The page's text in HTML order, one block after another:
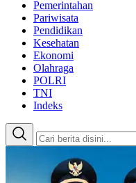
Pemerintahan
Pariwisata
Pendidikan
Kesehatan
Ekonomi
Olahraga
POLRI
TNI
Indeks